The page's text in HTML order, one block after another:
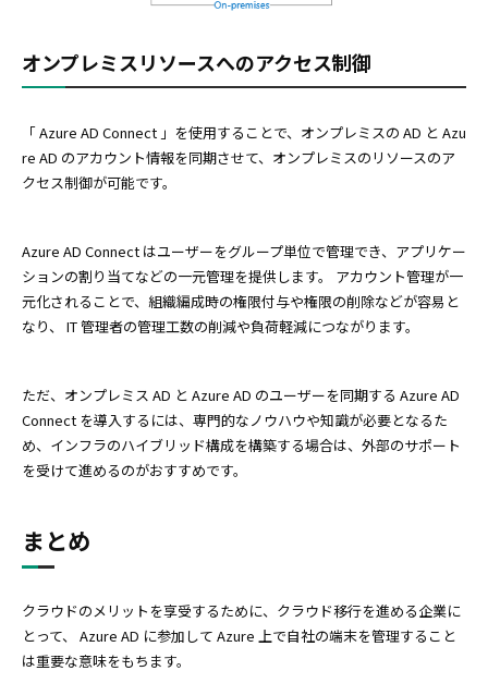
オンプレミスリソースへのアクセス制御
「 Azure AD Connect 」を使用することで、オンプレミスの AD と Azu
re AD のアカウント情報を同期させて、オンプレミスのリソースのア
クセス制御が可能です。
Azure AD Connect はユーザーをグループ単位で管理でき、アプリケー
ションの割り当てなどの一元管理を提供します。 アカウント管理が一
元化されることで、組織編成時の権限付与や権限の削除などが容易と
なり、 IT 管理者の管理工数の削減や負荷軽減につながります。
ただ、オンプレミス AD と Azure AD のユーザーを同期する Azure AD
Connect を導入するには、専門的なノウハウや知識が必要となるた
め、インフラのハイブリッド構成を構築する場合は、外部のサポート
を受けて進めるのがおすすめです。
まとめ
クラウドのメリットを享受するために、クラウド移行を進める企業に
とって、 Azure AD に参加して Azure 上で自社の端末を管理すること
は重要な意味をもちます。